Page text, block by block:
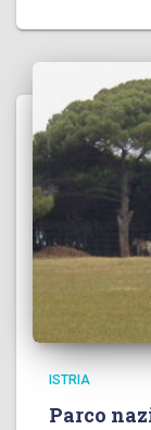
ISTRIA
Parco